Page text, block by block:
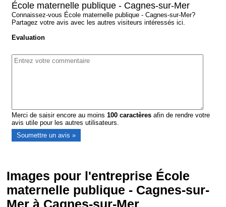
École maternelle publique - Cagnes-sur-Mer
Connaissez-vous École maternelle publique - Cagnes-sur-Mer?
Partagez votre avis avec les autres visiteurs intéressés ici.
Evaluation
Merci de saisir encore au moins100 caractères afin de rendre votre
avis utile pour les autres utilisateurs.
Images pour l'entreprise École
maternelle publique - Cagnes-sur-
Mer à Cagnes-sur-Mer